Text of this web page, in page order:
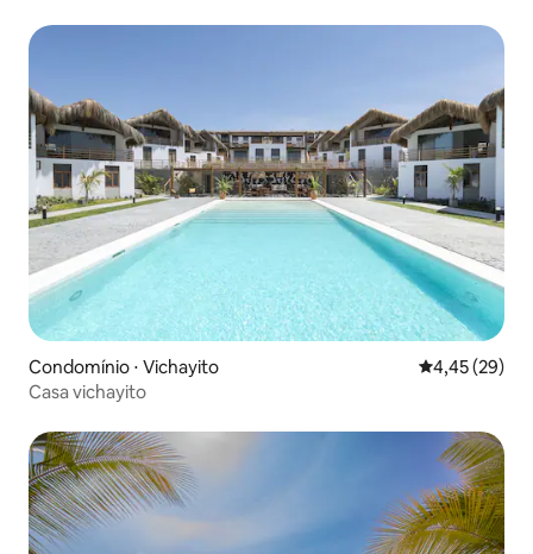
Condomínio ⋅ Vichayito 4,45 de uma
4,45 (29)
Casa vichayito